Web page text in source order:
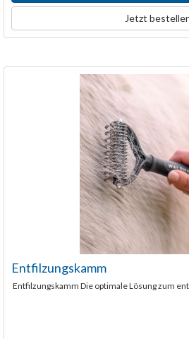
Jetzt
Entfilzungskamm
Entfilzungskamm Die optimale Lösung zum